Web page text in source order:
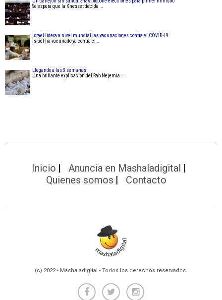
Se espera que la Knesset decida …
Israel lidera a nivel mundial las vacunaciones contra el COVID-19
Israel ha vacunado ya contra el …
Llegando a las 3 semanas
Una brillante explicación del Rab Nejemia …
Inicio
Anuncia en Mashaladigital
Quienes somos
Contacto
(c) 2022 - Mashaladigital - Todos los derechos reservados.